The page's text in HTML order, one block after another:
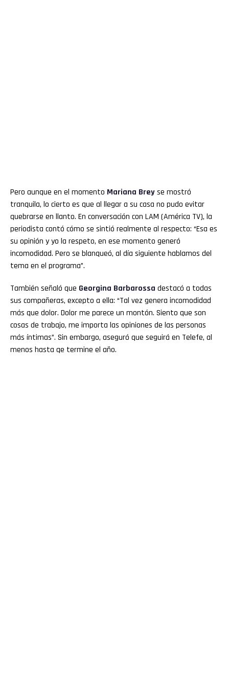
Pero aunque en el momento Mariana Breyse mostró
tranquila, lo cierto es que al llegar a su casa no pudo evitar
quebrarse en llanto. En conversación con LAM (América TV), la
periodista contó cómo se sintió realmente al respecto: “Esa es
su opinión y yo la respeto, en ese momento generó
incomodidad. Pero se blanqueó, al día siguiente hablamos del
tema en el programa”.
También señaló que Georgina Barbarossa destacó a todas
sus compañeras, excepto a ella: “Tal vez genera incomodidad
más que dolor. Dolor me parece un montón. Siento que son
cosas de trabajo, me importa las opiniones de las personas
más íntimas”. Sin embargo, aseguró que seguirá en Telefe, al
menos hasta qe termine el año.